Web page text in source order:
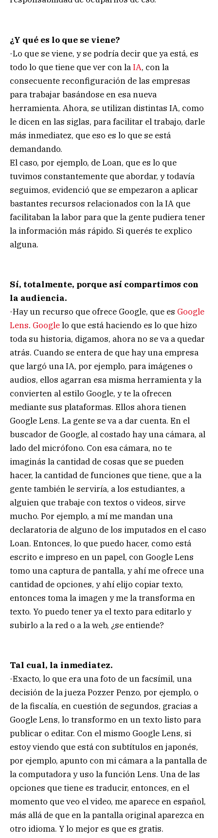
¿Y qué es lo que se viene?
-Lo que se viene, y se podría decir que ya está, es
todo lo que tiene que ver con laIA, con la
consecuente reconfiguración de las empresas
para trabajar basándose en esa nueva
herramienta. Ahora, se utilizan distintas IA, como
le dicen en las siglas, para facilitar el trabajo, darle
más inmediatez, que eso es lo que se está
demandando.
El caso, por ejemplo, de Loan, que es lo que
tuvimos constantemente que abordar, y todavía
seguimos, evidenció que se empezaron a aplicar
bastantes recursos relacionados con la IA que
facilitaban la labor para que la gente pudiera tener
la información más rápido. Si querés te explico
alguna.
Sí, totalmente, porque así compartimos con
la audiencia.
-Hay un recurso que ofrece Google, que es Google
Lens. Googlelo que está haciendo es lo que hizo
toda su historia, digamos, ahora no se va a quedar
atrás. Cuando se entera de que hay una empresa
que largó una IA, por ejemplo, para imágenes o
audios, ellos agarran esa misma herramienta y la
convierten al estilo Google, y te la ofrecen
mediante sus plataformas. Ellos ahora tienen
Google Lens. La gente se va a dar cuenta. En el
buscador de Google, al costado hay una cámara, al
lado del micrófono. Con esa cámara, no te
imaginás la cantidad de cosas que se pueden
hacer, la cantidad de funciones que tiene, que a la
gente también le serviría, a los estudiantes, a
alguien que trabaje con textos o videos, sirve
mucho. Por ejemplo, a mí me mandan una
declaratoria de alguno de los imputados en el caso
Loan. Entonces, lo que puedo hacer, como está
escrito e impreso en un papel, con Google Lens
tomo una captura de pantalla, y ahí me ofrece una
cantidad de opciones, y ahí elijo copiar texto,
entonces toma la imagen y me la transforma en
texto. Yo puedo tener ya el texto para editarlo y
subirlo a la red o a la web, ¿se entiende?
Tal cual, la inmediatez.
-Exacto, lo que era una foto de un facsímil, una
decisión de la jueza Pozzer Penzo, por ejemplo, o
de la fiscalía, en cuestión de segundos, gracias a
Google Lens, lo transformo en un texto listo para
publicar o editar. Con el mismo Google Lens, si
estoy viendo que está con subtítulos en japonés,
por ejemplo, apunto con mi cámara a la pantalla de
la computadora y uso la función Lens. Una de las
opciones que tiene es traducir, entonces, en el
momento que veo el video, me aparece en español,
más allá de que en la pantalla original aparezca en
otro idioma. Y lo mejor es que es gratis.